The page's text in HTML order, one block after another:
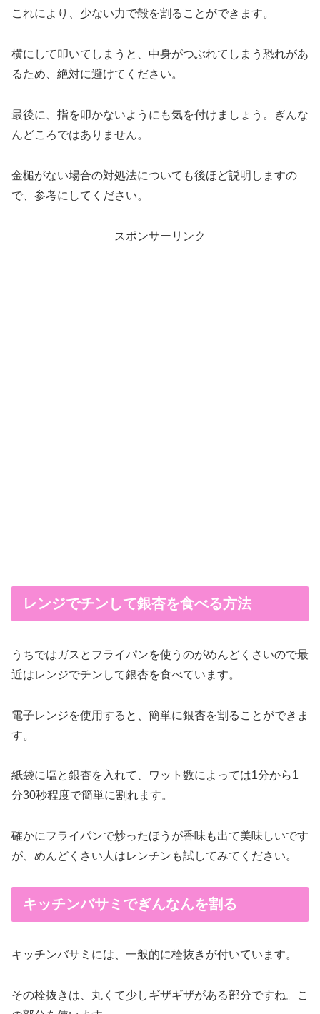
これにより、少ない力で殻を割ることができます。
横にして叩いてしまうと、中身がつぶれてしまう恐れがあ
るため、絶対に避けてください。
最後に、指を叩かないようにも気を付けましょう。ぎんな
んどころではありません。
金槌がない場合の対処法についても後ほど説明しますの
で、参考にしてください。
スポンサーリンク
レンジでチンして銀杏を食べる方法
うちではガスとフライパンを使うのがめんどくさいので最
近はレンジでチンして銀杏を食べています。
電子レンジを使用すると、簡単に銀杏を割ることができま
す。
紙袋に塩と銀杏を入れて、ワット数によっては1分から1
分30秒程度で簡単に割れます。
確かにフライパンで炒ったほうが香味も出て美味しいです
が、めんどくさい人はレンチンも試してみてください。
キッチンバサミでぎんなんを割る
キッチンバサミには、一般的に栓抜きが付いています。
その栓抜きは、丸くて少しギザギザがある部分ですね。こ